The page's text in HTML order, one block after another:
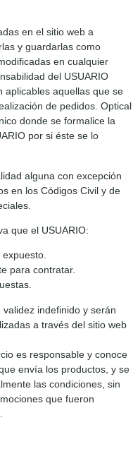
en el sitio web a
y guardarlas como
en cualquier
del USUARIO
aplicables aquellas que se
de pedidos. Optical
donde se formalice la
por si éste se lo
alguna con excepción
en los Códigos Civil y de
que el USUARIO:
para contratar.
indefinido y serán
a través del sitio web
es responsable y conoce
envía los productos, y se
las condiciones, sin
que fueron